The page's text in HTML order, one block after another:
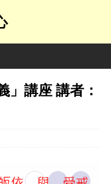
」講座 講者：